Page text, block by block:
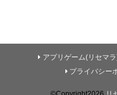
アプリゲーム(リセマ
プライバシー
©Copyright2026 リ